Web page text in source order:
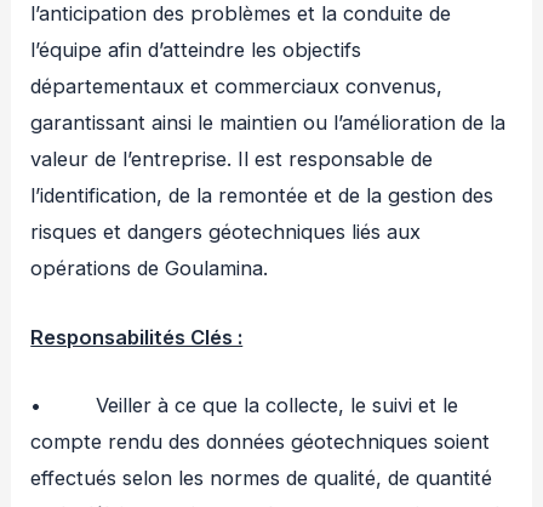
l’anticipation des problèmes et la conduite de
l’équipe afin d’atteindre les objectifs
départementaux et commerciaux convenus,
garantissant ainsi le maintien ou l’amélioration de la
valeur de l’entreprise. Il est responsable de
l’identification, de la remontée et de la gestion des
risques et dangers géotechniques liés aux
opérations de Goulamina.
Responsabilités Clés :
• Veiller à ce que la collecte, le suivi et le
compte rendu des données géotechniques soient
effectués selon les normes de qualité, de quantité